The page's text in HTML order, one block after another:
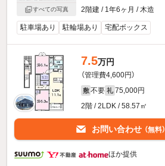
すべての写真
2階建 / 1年6ヶ月 / 木造
駐車場あり 駐輪場あり 宅配ボックス
7.5万円
（管理費4,600円）
敷 不要 礼 75,000円
2階 / 2LDK / 58.57㎡
お問い合わせ （無料）
ほか提供